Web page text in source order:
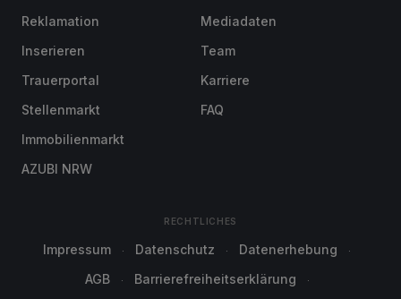
Reklamation
Inserieren
Trauerportal
Stellenmarkt
Immobilienmarkt
AZUBI NRW
Mediadaten
Team
Karriere
FAQ
RECHTLICHES
Impressum Datenschutz
Datenerhebung
AGB
Barrierefreiheitserklärung